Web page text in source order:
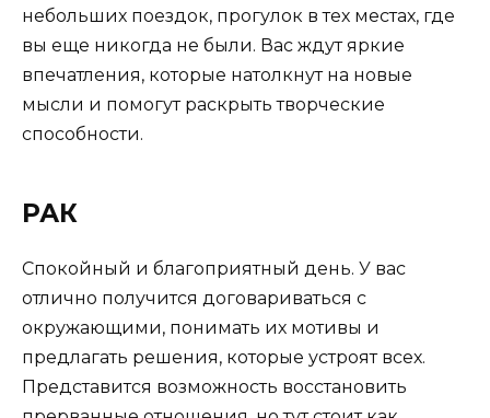
небольших поездок, прогулок в тех местах, где
вы еще никогда не были. Вас ждут яркие
впечатления, которые натолкнут на новые
мысли и помогут раскрыть творческие
способности.
РАК
Спокойный и благоприятный день. У вас
отлично получится договариваться с
окружающими, понимать их мотивы и
предлагать решения, которые устроят всех.
Представится возможность восстановить